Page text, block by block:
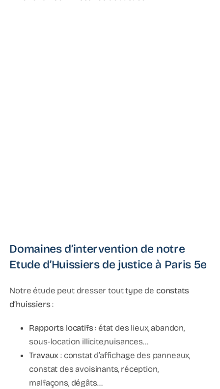
Domaines d’intervention de notre
Etude d’Huissiers de justice à Paris 5e
Notre étude peut dresser tout type de constats
d’huissiers:
Rapports locatifs: état des lieux, abandon,
sous-location illicite,nuisances…
Travaux : constat d’affichage des panneaux,
constat des avoisinants, réception,
malfaçons, dégâts…